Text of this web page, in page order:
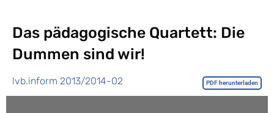
Das pädagogische Quartett: Die
Dummen sind wir!
lvb.inform 2013/2014-02 PDF herunterladen